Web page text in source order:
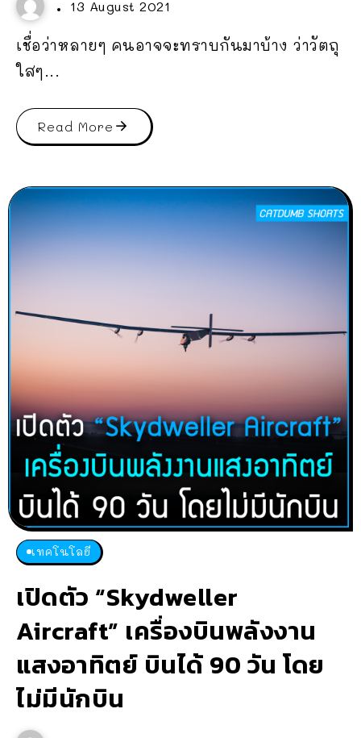
13 August 2021
เชื่อว่าหลายๆ คนอาจจะทราบกันมาบ้าง ว่าวัตถุ
ใสๆ...
Read More
เทคโนโลยี
เปิดตัว “Skydweller
Aircraft” เครื่องบินพลังงาน
แสงอาทิตย์ บินได้ 90 วัน โดย
ไม่มีนักบิน